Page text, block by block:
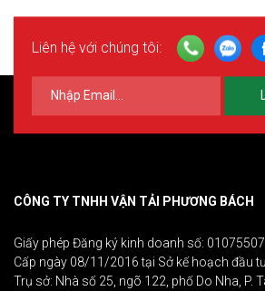
Liên hệ với chúng tôi:
CÔNG TY TNHH VẬN TẢI PHƯƠNG BÁCH
Giấy phép Đăng ký kinh doanh số:
Cấp ngày 08/11/2016 tại Sở kế hoạch đầu
Trụ sở: Nhà số 25, ngõ 122, phố Do Nha, P.